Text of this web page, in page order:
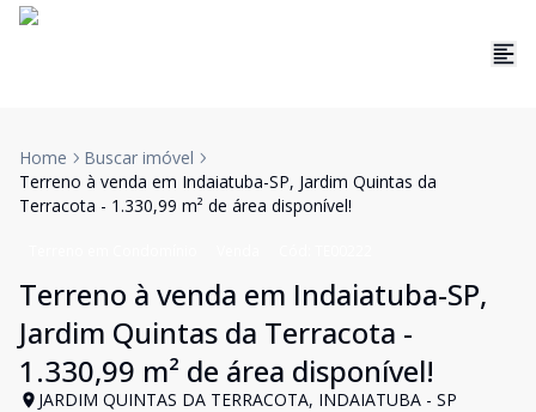
Home
Buscar imóvel
Terreno à venda em Indaiatuba-SP, Jardim Quintas da
Terracota - 1.330,99 m² de área disponível!
Terreno à venda em Indaiatuba-SP,
Jardim Quintas da Terracota -
1.330,99 m² de área disponível!
JARDIM QUINTAS DA TERRACOTA, INDAIATUBA - SP